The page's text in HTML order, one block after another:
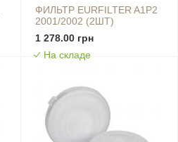
ФИЛЬТР EURFILTER A1P2
2001/2002 (2ШТ)
1 278.00 грн
На складе